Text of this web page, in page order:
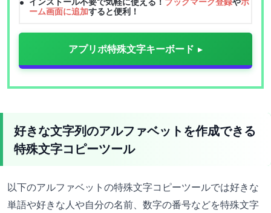
ーム画面に追加すると便利！
アプリポ特殊文字キーボード
好きな文字列のアルファベットを作成できる
特殊文字コピーツール
以下のアルファベットの特殊文字コピーツールでは好きな
単語や好きな人や自分の名前、数字の番号などを特殊文字